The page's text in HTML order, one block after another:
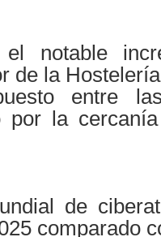
el notable
de la
entre
por la
de
comparado